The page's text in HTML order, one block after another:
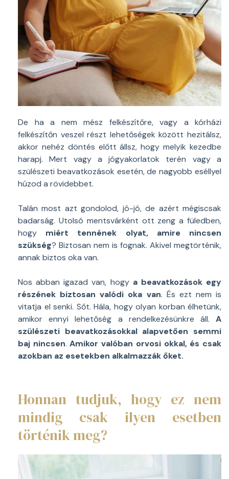
De ha a nem mész felkészítőre, vagy a kórházi
felkészítőn veszel részt lehetőségek között hezitálsz,
akkor nehéz döntés előtt állsz, hogy melyik kezedbe
harapj. Mert vagy a jógyakorlatok terén vagy a
szülészeti beavatkozások esetén, de nagyobb eséllyel
húzod a rövidebbet.
Talán most azt gondolod, jó-jó, de azért mégiscsak
badarság. Utolsó mentsvárként ott zeng a füledben,
hogy miért tennének olyat, amire nincsen
szükség? Biztosan nem is fognak. Akivel megtörténik,
annak biztos oka van.
Nos abban igazad van, hogy a beavatkozások egy
részének biztosan valódi oka van. És ezt nem is
vitatja el senki. Sőt. Hála, hogy olyan korban élhetünk,
amikor ennyi lehetőség a rendelkezésünkre áll. A
szülészeti beavatkozásokkal alapvetően semmi
baj nincsen.Amikor valóban orvosi okkal, és csak
azokban az esetekben alkalmazzák őket.
Honnan tudjuk, hogy ez nem
mindig csak ilyen esetben
történik meg?